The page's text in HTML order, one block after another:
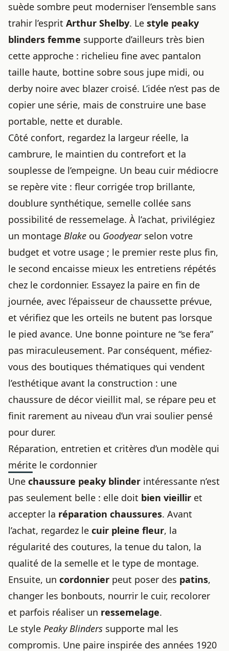
suède sombre peut moderniser l’ensemble sans
trahir l’esprit Arthur Shelby. Le style peaky
blinders femme supporte d’ailleurs très bien
cette approche : richelieu fine avec pantalon
taille haute, bottine sobre sous jupe midi, ou
derby noire avec blazer croisé. L’idée n’est pas de
copier une série, mais de construire une base
portable, nette et durable.
Côté confort, regardez la largeur réelle, la
cambrure, le maintien du contrefort et la
souplesse de l’empeigne. Un beau cuir médiocre
se repère vite : fleur corrigée trop brillante,
doublure synthétique, semelle collée sans
possibilité de ressemelage. À l’achat, privilégiez
un montage Blake ou Goodyearselon votre
budget et votre usage ; le premier reste plus fin,
le second encaisse mieux les entretiens répétés
chez le cordonnier. Essayez la paire en fin de
journée, avec l’épaisseur de chaussette prévue,
et vérifiez que les orteils ne butent pas lorsque
le pied avance. Une bonne pointure ne “se fera”
pas miraculeusement. Par conséquent, méfiez-
vous des boutiques thématiques qui vendent
l’esthétique avant la construction : une
chaussure de décor vieillit mal, se répare peu et
finit rarement au niveau d’un vrai soulier pensé
pour durer.
Réparation, entretien et critères d’un modèle qui
mérite le cordonnier
Une chaussure peaky blinder intéressante n’est
pas seulement belle : elle doit bien vieillir et
accepter la réparation chaussures. Avant
l’achat, regardez le cuir pleine fleur, la
régularité des coutures, la tenue du talon, la
qualité de la semelle et le type de montage.
Ensuite, un cordonnier peut poser des patins,
changer les bonbouts, nourrir le cuir, recolorer
et parfois réaliser un ressemelage.
Le style Peaky Blinders supporte mal les
compromis. Une paire inspirée des années 1920